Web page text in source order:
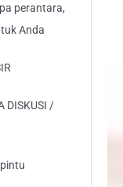
perantara,
Anda
DISKUSI /